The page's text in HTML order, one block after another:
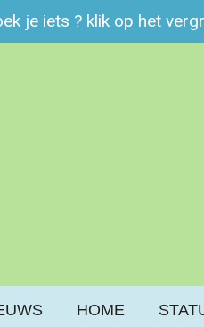
je iets ? klik op het
HOME